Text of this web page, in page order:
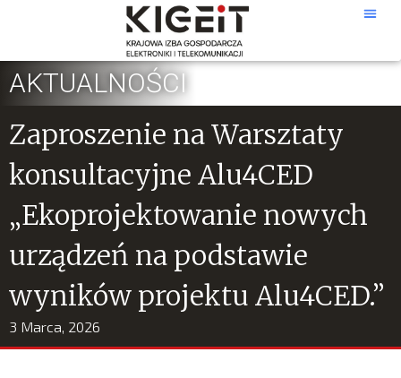
AKTUALNOŚCI
Zaproszenie na Warsztaty
konsultacyjne Alu4CED
„Ekoprojektowanie nowych
urządzeń na podstawie
wyników projektu Alu4CED.”
3 Marca, 2026